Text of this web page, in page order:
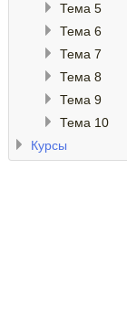
Тема 5
Тема 6
Тема 7
Тема 8
Тема 9
Тема 10
Курсы